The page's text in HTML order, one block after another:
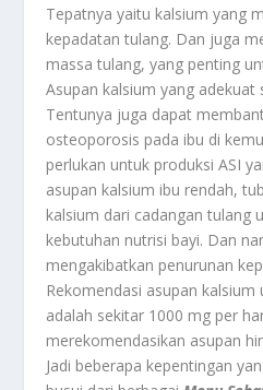
Tepatnya yaitu kalsium yang
kepadatan tulang. Dan juga
massa tulang, yang penting
Asupan kalsium yang adekuat
Tentunya juga dapat
osteoporosis pada ibu di
perlukan untuk produksi ASI
asupan kalsium ibu rendah,
kalsium dari cadangan tulang
kebutuhan nutrisi bayi. Dan
mengakibatkan penurunan
Rekomendasi asupan
adalah sekitar 1000 mg per
merekomendasikan asupan
Jadi beberapa kepentingan